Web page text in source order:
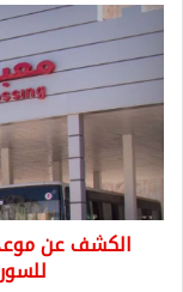
الكشف
عن
موعد
فتح
رابط
التسجيل
على
اجازة
العيد
للسوريين
الكشف عن